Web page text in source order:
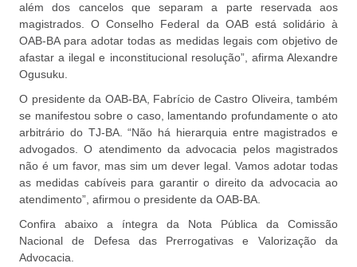
além dos cancelos que separam a parte reservada aos
magistrados. O Conselho Federal da OAB está solidário à
OAB-BA para adotar todas as medidas legais com objetivo de
afastar a ilegal e inconstitucional resolução”, afirma Alexandre
Ogusuku.
O presidente da OAB-BA, Fabrício de Castro Oliveira, também
se manifestou sobre o caso, lamentando profundamente o ato
arbitrário do TJ-BA. “Não há hierarquia entre magistrados e
advogados. O atendimento da advocacia pelos magistrados
não é um favor, mas sim um dever legal. Vamos adotar todas
as medidas cabíveis para garantir o direito da advocacia ao
atendimento”, afirmou o presidente da OAB-BA.
Confira abaixo a íntegra da Nota Pública da Comissão
Nacional de Defesa das Prerrogativas e Valorização da
Advocacia.